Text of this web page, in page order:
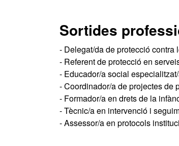
Sortides
- Delegat/da de protecció
- Referent de protecció en
- Educador/a social
- Coordinador/a de projectes de
- Formador/a en drets de la
- Tècnic/a en intervenció i
- Assessor/a en protocols